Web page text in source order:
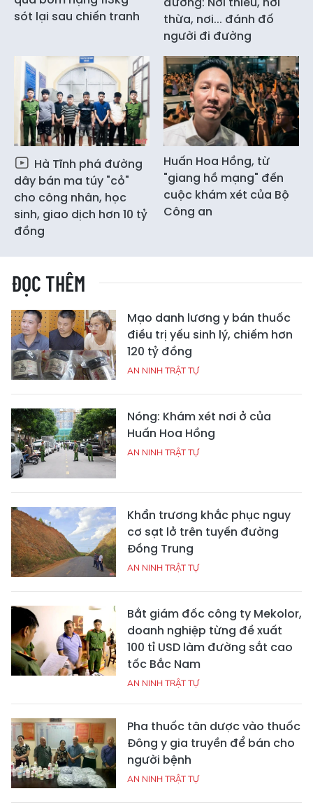
sót lại sau chiến tranh
thừa, nơi... đánh đố
người đi đường
Hà Tĩnh phá đường
dây bán ma túy "cỏ"
cho công nhân, học
sinh, giao dịch hơn 10 tỷ
đồng
Huấn Hoa Hồng, từ
"giang hồ mạng" đến
cuộc khám xét của Bộ
Công an
ĐỌC THÊM
Mạo danh lương y bán thuốc
điều trị yếu sinh lý, chiếm hơn
120 tỷ đồng
AN NINH TRẬT TỰ
Nóng: Khám xét nơi ở của
Huấn Hoa Hồng
AN NINH TRẬT TỰ
Khẩn trương khắc phục nguy
cơ sạt lở trên tuyến đường
Đồng Trung
AN NINH TRẬT TỰ
Bắt giám đốc công ty Mekolor,
doanh nghiệp từng đề xuất
100 tỉ USD làm đường sắt cao
tốc Bắc Nam
AN NINH TRẬT TỰ
Pha thuốc tân dược vào thuốc
Đông y gia truyền để bán cho
người bệnh
AN NINH TRẬT TỰ